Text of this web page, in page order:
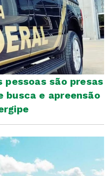
pessoas são presas
busca e apreensão